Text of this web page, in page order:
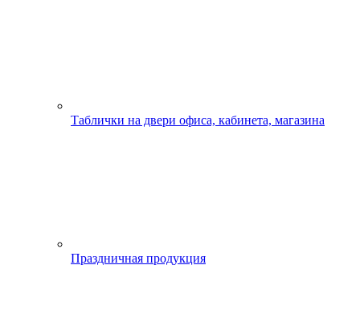
Таблички на двери офиса, кабинета, магазина
Праздничная продукция